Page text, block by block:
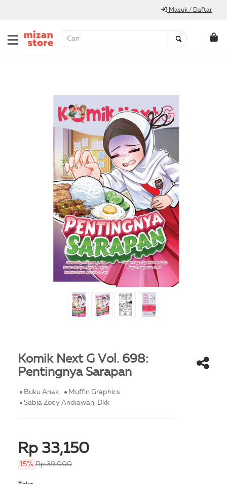
Masuk / Daftar
Komik Next G Vol. 698:
Pentingnya Sarapan
Buku Anak
Muffin Graphics
Sabia Zoey Andiawan, Dkk
Rp 33,150
15% Rp 39,000